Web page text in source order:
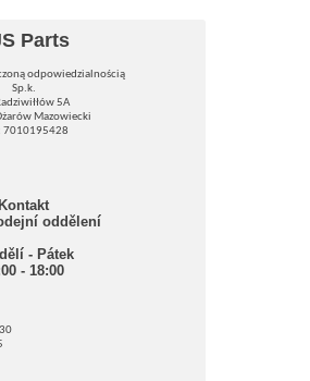
Parts
odpowiedzialnością
Sp.k.
5A
Mazowiecki
7010195428
Kontakt
oddělení
- Pátek
- 18:00